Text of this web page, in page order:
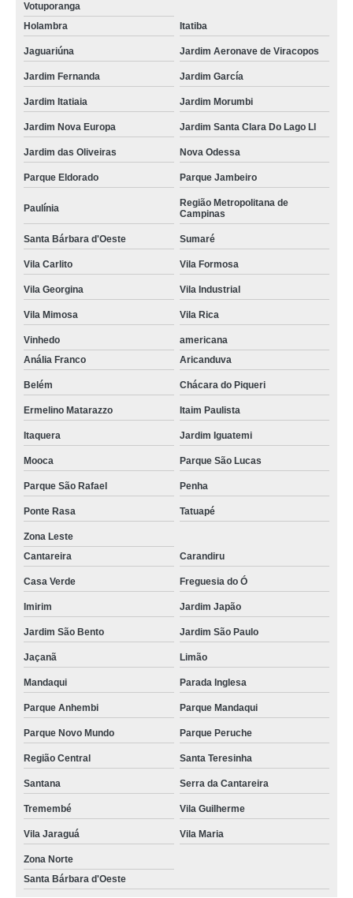
Votuporanga
Holambra
Itatiba
Jaguariúna Jardim Aeronave de Viracopos
Jardim Fernanda Jardim García
Jardim Itatiaia Jardim Morumbi
Jardim Nova Europa Jardim Santa Clara Do Lago Ll
Jardim das Oliveiras Nova Odessa
Parque Eldorado Parque Jambeiro
Paulínia
Região Metropolitana de
Campinas
Santa Bárbara d'Oeste Sumaré
Vila Carlito Vila Formosa
Vila Georgina Vila Industrial
Vila Mimosa Vila Rica
Vinhedo
americana
Anália Franco
Aricanduva
Belém Chácara do Piqueri
Ermelino Matarazzo Itaim Paulista
Itaquera Jardim Iguatemi
Mooca Parque São Lucas
Parque São Rafael Penha
Ponte Rasa Tatuapé
Zona Leste
Cantareira
Carandiru
Casa Verde Freguesia do Ó
Imirim Jardim Japão
Jardim São Bento Jardim São Paulo
Jaçanã Limão
Mandaqui Parada Inglesa
Parque Anhembi Parque Mandaqui
Parque Novo Mundo Parque Peruche
Região Central Santa Teresinha
Santana Serra da Cantareira
Tremembé Vila Guilherme
Vila Jaraguá Vila Maria
Zona Norte
Santa Bárbara d'Oeste